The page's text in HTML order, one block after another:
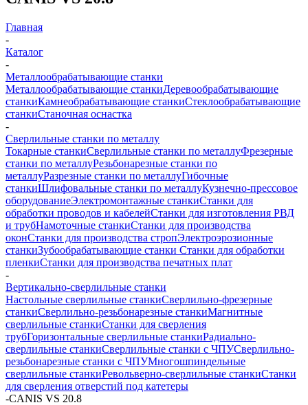
Главная
-
Каталог
-
Металлообрабатывающие станки
Металлообрабатывающие станкиДеревообрабатывающие
станкиКамнеобрабатывающие станкиСтеклообрабатывающие
станкиСтаночная оснастка
-
Сверлильные станки по металлу
Токарные станкиСверлильные станки по металлуФрезерные
станки по металлуРезьбонарезные станки по
металлуРазрезные станки по металлуГибочные
станкиШлифовальные станки по металлуКузнечно-прессовое
оборудованиеЭлектромонтажные станкиСтанки для
обработки проводов и кабелейСтанки для изготовления РВД
и трубНамоточные станкиСтанки для производства
оконСтанки для производства стропЭлектроэрозионные
станкиЗубообрабатывающие станки Станки для обработки
пленкиСтанки для производства печатных плат
-
Вертикально-сверлильные станки
Настольные сверлильные станкиСверлильно-фрезерные
станкиСверлильно-резьбонарезные станкиМагнитные
сверлильные станкиСтанки для сверления
трубГоризонтальные сверлильные станкиРадиально-
сверлильные станкиСверлильные станки с ЧПУСверлильно-
резьбонарезные станки с ЧПУМногошпиндельные
сверлильные станкиРевольверно-сверлильные станкиСтанки
для сверления отверстий под катетеры
-CANIS VS 20.8